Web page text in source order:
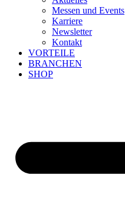
Messen und Events
Karriere
Newsletter
Kontakt
VORTEILE
BRANCHEN
SHOP